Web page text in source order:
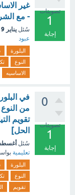
تصويتات
1
إجابة
غير
- مع
سُئل يناير 9
عبود
البلورة
النوع
الاساسيه
0
تصويتات
1
إجابة
في
تقويم
الحل]
سُئل أغسطس 12،
تعليمية
البلورة
النوع
تقويم